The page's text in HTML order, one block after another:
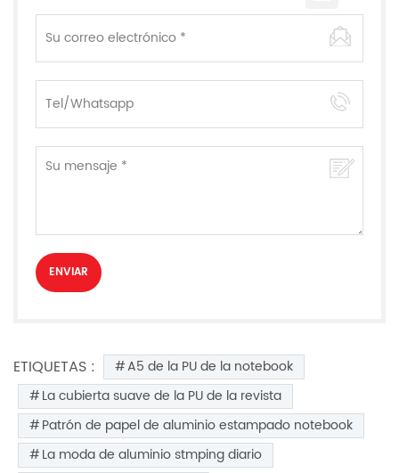
ETIQUETAS :
A5 de la PU de la notebook
La cubierta suave de la PU de la revista
Patrón de papel de aluminio estampado notebook
La moda de aluminio stmping diario